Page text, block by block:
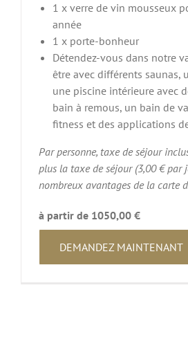
1 x verre de vin mousseux
année
1 x porte-bonheur
Détendez-vous dans notre
être avec différents saunas,
une piscine intérieure avec
bain à remous, un bain de
fitness et des applications
Par personne, taxe de séjour
plus la taxe de séjour (3,00 € par
nombreux avantages de la carte
à partir de 1050,00 €
DEMANDEZ MAINTENANT